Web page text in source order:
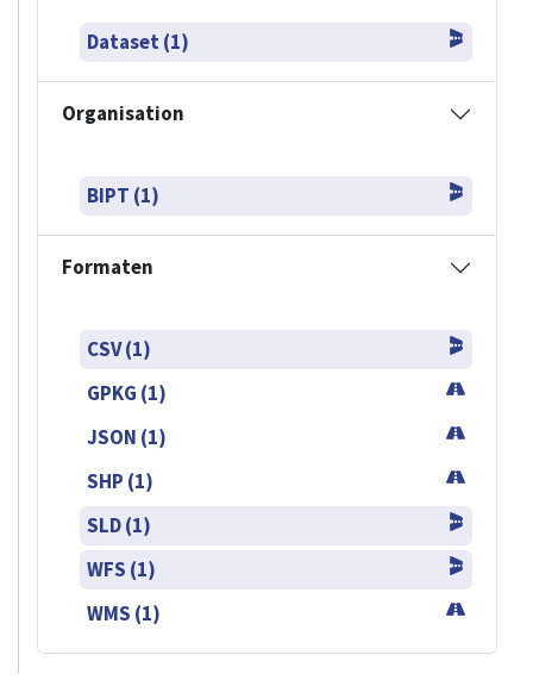
Dataset (1)
Organisation
BIPT (1)
Formaten
CSV (1)
GPKG (1)
JSON (1)
SHP (1)
SLD (1)
WFS (1)
WMS (1)